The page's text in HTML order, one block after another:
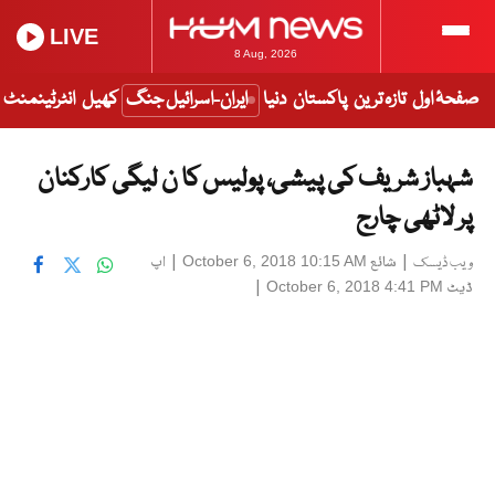
8 Aug, 2026
LIVE
صفحۂ اول تازہ ترین پاکستان دنیا ایران-اسرائیل جنگ کھیل انٹرٹینمنٹ
شہباز شریف کی پیشی، پولیس کا ن لیگی کارکنان
پر لاٹھی چارج
ویب ڈیسک | شائع October 6, 2018 10:15 AM
| اپ
ڈیٹ October 6, 2018 4:41 PM
|